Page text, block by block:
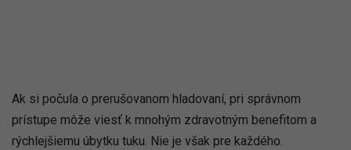
Ak si počula o prerušovanom hladovaní, pri správnom
prístupe môže viesť k mnohým zdravotným benefitom a
rýchlejšiemu úbytku tuku. Nie je však pre každého.